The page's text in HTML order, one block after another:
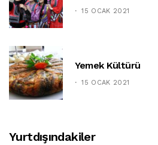
15 OCAK 2021
Yemek Kültürü
15 OCAK 2021
Yurtdışındakiler